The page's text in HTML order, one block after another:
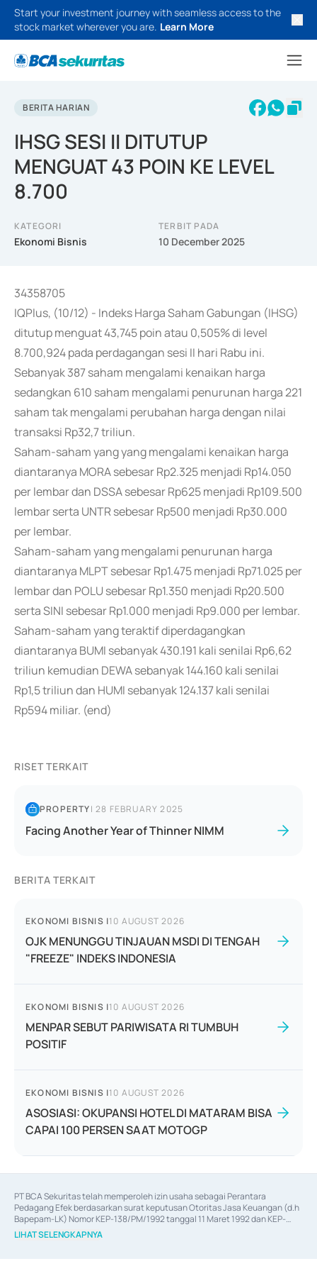
Start your investment journey with seamless access to the
stock market wherever you are. Learn More
BERITA HARIAN
IHSG SESI II DITUTUP
MENGUAT 43 POIN KE LEVEL
8.700
KATEGORI
Ekonomi Bisnis
TERBIT PADA
10 December 2025
34358705
IQPlus, (10/12) - Indeks Harga Saham Gabungan (IHSG)
ditutup menguat 43,745 poin atau 0,505% di level
8.700,924 pada perdagangan sesi II hari Rabu ini.
Sebanyak 387 saham mengalami kenaikan harga
sedangkan 610 saham mengalami penurunan harga 221
saham tak mengalami perubahan harga dengan nilai
transaksi Rp32,7 triliun.
Saham-saham yang yang mengalami kenaikan harga
diantaranya MORA sebesar Rp2.325 menjadi Rp14.050
per lembar dan DSSA sebesar Rp625 menjadi Rp109.500
lembar serta UNTR sebesar Rp500 menjadi Rp30.000
per lembar.
Saham-saham yang mengalami penurunan harga
diantaranya MLPT sebesar Rp1.475 menjadi Rp71.025 per
lembar dan POLU sebesar Rp1.350 menjadi Rp20.500
serta SINI sebesar Rp1.000 menjadi Rp9.000 per lembar.
Saham-saham yang teraktif diperdagangkan
diantaranya BUMI sebanyak 430.191 kali senilai Rp6,62
triliun kemudian DEWA sebanyak 144.160 kali senilai
Rp1,5 triliun dan HUMI sebanyak 124.137 kali senilai
Rp594 miliar. (end)
RISET TERKAIT
PROPERTY|28 FEBRUARY 2025
Facing Another Year of Thinner NIMM
BERITA TERKAIT
EKONOMI BISNIS |10 AUGUST 2026
OJK MENUNGGU TINJAUAN MSDI DI TENGAH
"FREEZE" INDEKS INDONESIA
EKONOMI BISNIS |10 AUGUST 2026
MENPAR SEBUT PARIWISATA RI TUMBUH
POSITIF
EKONOMI BISNIS |10 AUGUST 2026
ASOSIASI: OKUPANSI HOTEL DI MATARAM BISA
CAPAI 100 PERSEN SAAT MOTOGP
PT BCA Sekuritas telah memperoleh izin usaha sebagai Perantara
Pedagang Efek berdasarkan surat keputusan Otoritas Jasa Keuangan (d.h
Bapepam-LK) Nomor KEP-138/PM/1992 tanggal 11 Maret 1992 dan KEP-
06/D.04/2014 tanggal 28 Februari 2014, izin usaha sebagai Penjamin Emisi
Efek berdasarkan surat keputusan Otoritas Jasa Keuangan Nomor KEP-
LIHAT SELENGKAPNYA